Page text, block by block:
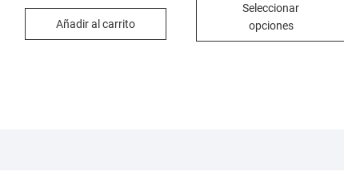
variantes.
Añadir al carrito
29,95
Seleccionar
opciones